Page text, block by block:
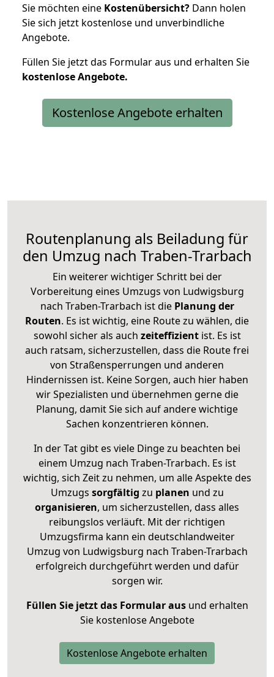
Sie möchten eine Kostenübersicht? Dann holen
Sie sich jetzt kostenlose und unverbindliche
Angebote.
Füllen Sie jetzt das Formular aus und erhalten Sie
kostenloseAngebote.
Kostenlose Angebote erhalten
Routenplanung als Beiladung für
den Umzug nach Traben-Trarbach
Ein weiterer wichtiger Schritt bei der
Vorbereitung eines Umzugs von Ludwigsburg
nach Traben-Trarbach ist diePlanung der
Routen. Es ist wichtig, eine Route zu wählen, die
sowohl sicher als auch zeiteffizientist. Es ist
auch ratsam, sicherzustellen, dass die Route frei
von Straßensperrungen und anderen
Hindernissen ist. Keine Sorgen, auch hier haben
wir Spezialisten und übernehmen gerne die
Planung, damit Sie sich auf andere wichtige
Sachen konzentrieren können.
In der Tat gibt es viele Dinge zu beachten bei
einem Umzug nach Traben-Trarbach. Es ist
wichtig, sich Zeit zu nehmen, um alle Aspekte des
Umzugs sorgfältig zu planen und zu
organisieren, um sicherzustellen, dass alles
reibungslos verläuft. Mit der richtigen
Umzugsfirma kann ein deutschlandweiter
Umzug von Ludwigsburg nach Traben-Trarbach
erfolgreich durchgeführt werden und dafür
sorgen wir.
Füllen Sie jetzt das Formular ausund erhalten
Sie kostenlose Angebote
Kostenlose Angebote erhalten